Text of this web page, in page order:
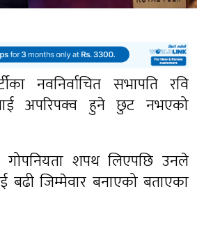
नवनिर्वाचित सभापति रवि
अपरिपक्व हुने छुट नभएको
गोपनियता शपथ लिएपछि उनले
बढी जिम्मेवार बनाएको बताएका